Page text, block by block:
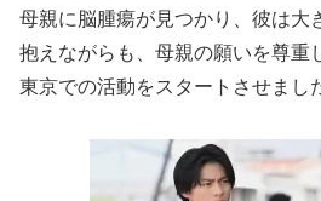
母親に脳腫瘍が見つかり、彼は大
抱えながらも、母親の願いを尊重
東京での活動をスタートさせまし